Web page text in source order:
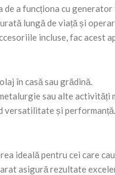
de a funcționa cu
lungă de viață și
incluse, fac
în casă sau grădină.
sau alte activități
versatilitate și performanță.
ideală pentru cei care
asigură rezultate